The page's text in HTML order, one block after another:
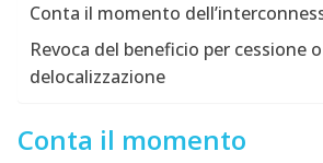
Conta il momento
Revoca del beneficio per cessione o
delocalizzazione
Conta il momento